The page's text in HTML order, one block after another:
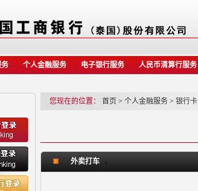
个人金融服务 电子银行服务 人民币清算行服务
您现在的位置： 首页 > 个人金融服务 > 银行卡
外卖打车 .